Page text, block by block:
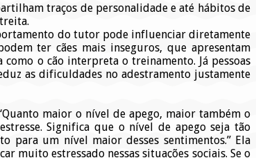
traços de personalidade e até hábitos de
do tutor pode influenciar diretamente
ter cães mais inseguros, que apresentam
o cão interpreta o treinamento. Já pessoas
as dificuldades no adestramento justamente
maior o nível de apego, maior também o
Significa que o nível de apego seja tão
para um nível maior desses sentimentos.” Ela
muito estressado nessas situações sociais. Se o